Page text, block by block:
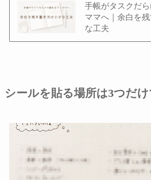
手帳がタスクだ
ママへ｜余白を
な工夫
シールを貼る場所は3つだ